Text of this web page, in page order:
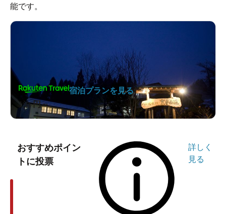
能です。
1泊円～
宿泊プランを見る
おすすめポイン
トに投票
詳しく
見る